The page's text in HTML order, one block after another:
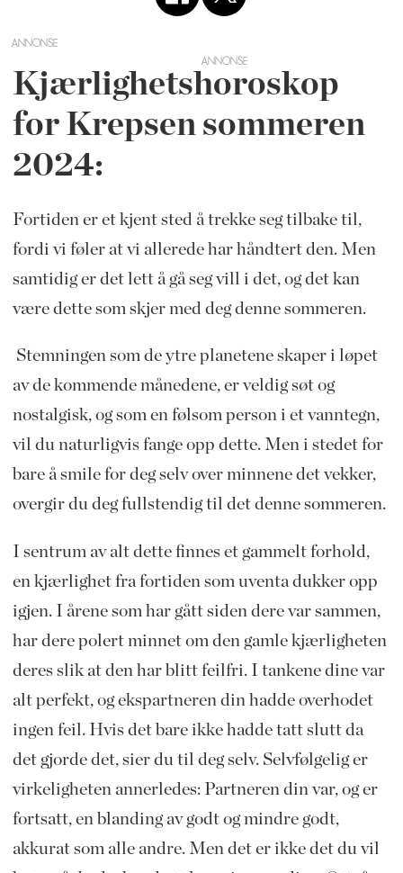
ANNONSE
Kjærlighetshoroskop
for Krepsen sommeren
2024:
Fortiden er et kjent sted å trekke seg tilbake til,
fordi vi føler at vi allerede har håndtert den. Men
samtidig er det lett å gå seg vill i det, og det kan
være dette som skjer med deg denne sommeren.
Stemningen som de ytre planetene skaper i løpet
av de kommende månedene, er veldig søt og
nostalgisk, og som en følsom person i et vanntegn,
vil du naturligvis fange opp dette. Men i stedet for
bare å smile for deg selv over minnene det vekker,
overgir du deg fullstendig til det denne sommeren.
I sentrum av alt dette finnes et gammelt forhold,
en kjærlighet fra fortiden som uventa dukker opp
igjen. I årene som har gått siden dere var sammen,
har dere polert minnet om den gamle kjærligheten
deres slik at den har blitt feilfri. I tankene dine var
alt perfekt, og ekspartneren din hadde overhodet
ingen feil. Hvis det bare ikke hadde tatt slutt da
det gjorde det, sier du til deg selv. Selvfølgelig er
virkeligheten annerledes: Partneren din var, og er
fortsatt, en blanding av godt og mindre godt,
akkurat som alle andre. Men det er ikke det du vil